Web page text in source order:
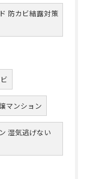
防カビ結露対策
マンション
湿気逃げない